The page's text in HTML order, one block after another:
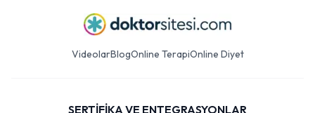
VideolarBlogOnline TerapiOnline Diyet
SERTİFİKA VE ENTEGRASYONLAR